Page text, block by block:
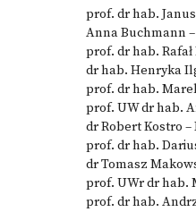
prof. dr hab.
Anna Buchmann
prof. dr hab.
dr hab. Henryka
prof. dr hab.
prof. UW dr hab.
dr Robert Kostro
prof. dr hab.
dr Tomasz
prof. UWr dr hab.
prof. dr hab.